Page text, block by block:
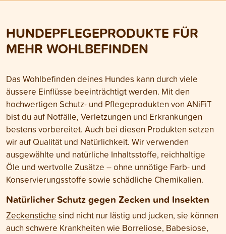
solltest du zum Tierarzt gehen?
geschwächte
Appetitlosigkeit
Mattigkeit sollte
HUNDEPFLEGEPRODUKTE FÜR
MEHR WOHLBEFINDEN
Das Wohlbefinden deines Hundes kann durch viele
äussere Einflüsse beeinträchtigt werden. Mit den
hochwertigen Schutz- und Pflegeprodukten von ANiFiT
bist du auf Notfälle, Verletzungen und Erkrankungen
bestens vorbereitet. Auch bei diesen Produkten setzen
wir auf Qualität und Natürlichkeit. Wir verwenden
ausgewählte und natürliche Inhaltsstoffe, reichhaltige
Öle und wertvolle Zusätze – ohne unnötige Farb- und
Konservierungsstoffe sowie schädliche Chemikalien.
Natürlicher Schutz gegen Zecken und Insekten
Zeckenstiche sind nicht nur lästig und jucken, sie können
auch schwere Krankheiten wie Borreliose, Babesiose,